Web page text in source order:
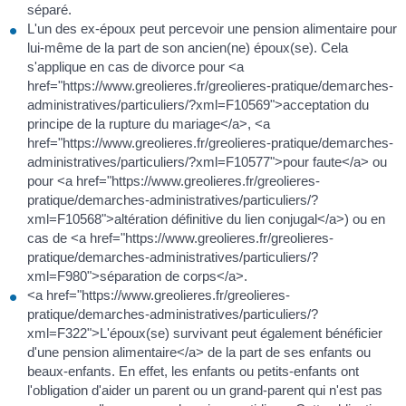
séparé.
L'un des ex-époux peut percevoir une pension alimentaire pour
lui-même de la part de son ancien(ne) époux(se). Cela
s'applique en cas de divorce pour <a
href="https://www.greolieres.fr/greolieres-pratique/demarches-
administratives/particuliers/?xml=F10569">acceptation du
principe de la rupture du mariage</a>, <a
href="https://www.greolieres.fr/greolieres-pratique/demarches-
administratives/particuliers/?xml=F10577">pour faute</a> ou
pour <a href="https://www.greolieres.fr/greolieres-
pratique/demarches-administratives/particuliers/?
xml=F10568">altération définitive du lien conjugal</a>) ou en
cas de <a href="https://www.greolieres.fr/greolieres-
pratique/demarches-administratives/particuliers/?
xml=F980">séparation de corps</a>.
<a href="https://www.greolieres.fr/greolieres-
pratique/demarches-administratives/particuliers/?
xml=F322">L'époux(se) survivant peut également bénéficier
d'une pension alimentaire</a> de la part de ses enfants ou
beaux-enfants. En effet, les enfants ou petits-enfants ont
l'obligation d'aider un parent ou un grand-parent qui n'est pas